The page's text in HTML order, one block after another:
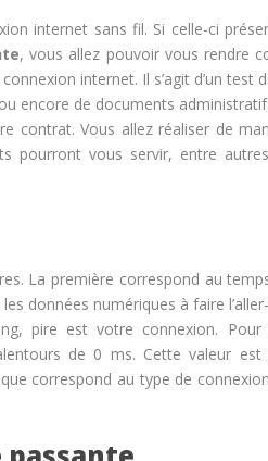
internet sans fil. Si celle-ci
, vous allez pouvoir vous rendre
internet. Il s’agit d’un test
encore de documents
contrat. Vous allez réaliser de
pourront vous servir, entre
La première correspond au
données numériques à faire
pire est votre connexion. Pour
de 0 ms. Cette valeur
correspond au type de